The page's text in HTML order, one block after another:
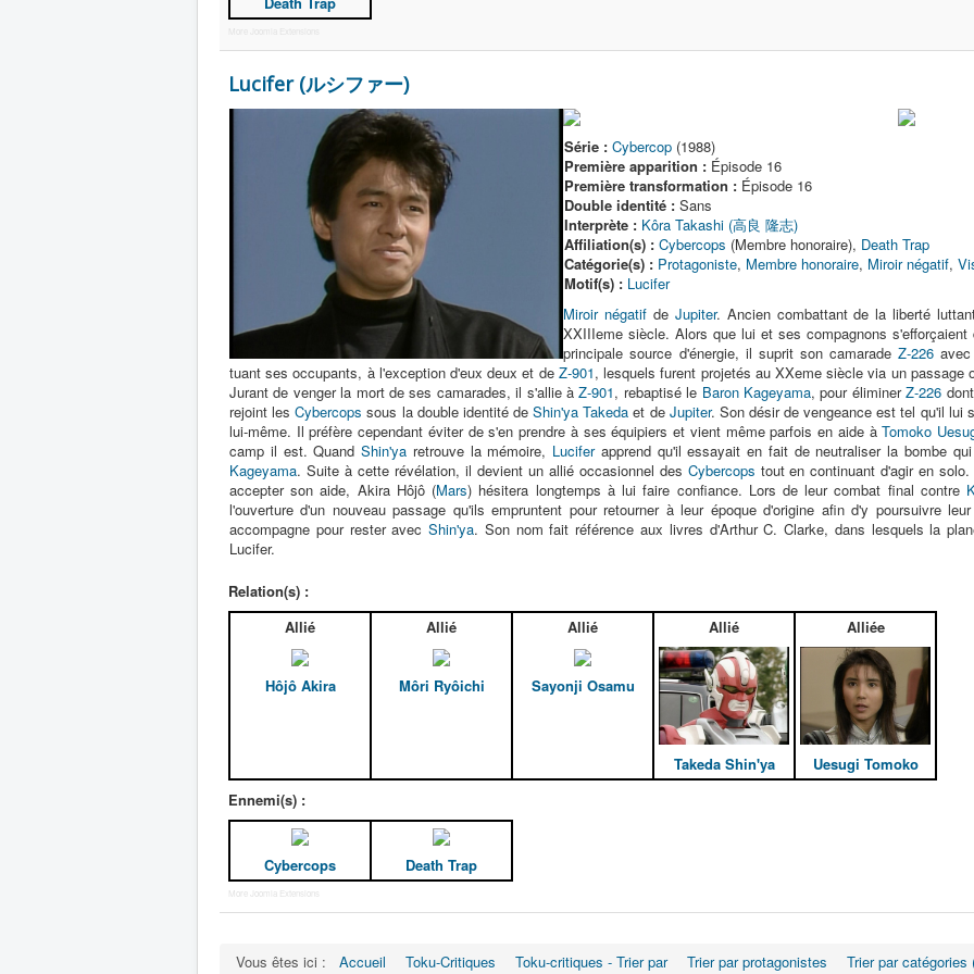
More Joomla Extensions
Lucifer (ルシファー)
Série : Cybercop (1988)
Première apparition : Épisode 16
Première transformation : Épisode 16
Double identité : Sans
Interprète : Kôra Takashi (高良 隆志)
Affiliation(s) : Cybercops (Membre honoraire), Death Trap
Catégorie(s) : Protagoniste, Membre honoraire, Miroir négatif,
Motif(s) : Lucifer
Miroir négatif de Jupiter. Ancien combattant de la liberté
XXIIIeme siècle. Alors que lui et ses compagnons
principale source d'énergie, il suprit son camaradeZ-226
tuant ses occupants, à l'exception d'eux deux et de Z-901, lesquels furent projetés au XXeme siècle via un passage
Jurant de venger la mort de ses camarades, il s'allie àZ-901, rebaptisé le Baron Kageyama, pour éliminerZ-226
rejoint lesCybercops sous la double identité deShin'ya Takeda et de Jupiter. Son désir de vengeance est tel qu'il lui
lui-même. Il préfère cependant éviter de s'en prendre à ses équipiers et vient même parfois en aide àTomoko
camp il est. QuandShin'ya retrouve la mémoire, Luciferapprend qu'il essayait en fait de neutraliser la bombe
Kageyama. Suite à cette révélation, il devient un allié occasionnel des Cybercops tout en continuant d'agir en
accepter son aide, Akira Hôjô (Mars) hésitera longtemps à lui faire confiance. Lors de leur combat final contre
l'ouverture d'un nouveau passage qu'ils empruntent pour retourner à leur époque d'origine afin d'y poursuivre
accompagne pour rester avecShin'ya. Son nom fait référence aux livres d'Arthur C. Clarke, dans lesquels la
Lucifer.
Relation(s) :
Allié
Hôjô Akira
Allié
Môri Ryôichi
Allié
Sayonji Osamu
Allié
Takeda Shin'ya
Alliée
Uesugi Tomoko
Ennemi(s) :
Cybercops Death Trap
More Joomla Extensions
Vous êtes ici : Accueil Toku-Critiques Toku-critiques - Trier par Trier par protagonistes
Trier par catégories